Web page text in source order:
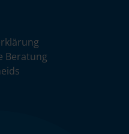
Beratung